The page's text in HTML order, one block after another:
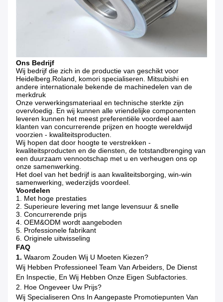
Ons Bedrijf
Wij bedrijf die zich in de productie van geschikt voor
Heidelberg.Roland, komori specialiseren. Mitsubishi en
andere internationale bekende de machinedelen van de
merkdruk
Onze verwerkingsmateriaal en technische sterkte zijn
overvloedig. En wij kunnen alle vriendelijke componenten
leveren kunnen het meest preferentiële voordeel aan
klanten van concurrerende prijzen en hoogte wereldwijd
voorzien - kwaliteitsproducten.
Wij hopen dat door hoogte te verstrekken -
kwaliteitsproducten en de diensten, de totstandbrenging van
een duurzaam vennootschap met u en verheugen ons op
onze samenwerking.
Het doel van het bedrijf is aan kwaliteitsborging, win-win
samenwerking, wederzijds voordeel.
Voordelen
1. Met hoge prestaties
2. Superieure levering met lange levensuur & snelle
3. Concurrerende prijs
4. OEM&ODM wordt aangeboden
5. Professionele fabrikant
6. Originele uitwisseling
FAQ
1. Waarom Zouden Wij U Moeten Kiezen?
Wij Hebben Professioneel Team Van Arbeiders, De Dienst
En Inspectie, En Wij Hebben Onze Eigen Subfactories.
2. Hoe Ongeveer Uw Prijs?
Wij Specialiseren Ons In Aangepaste Promotiepunten Van